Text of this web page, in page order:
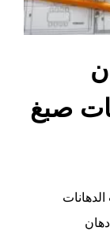
شركات صبغ